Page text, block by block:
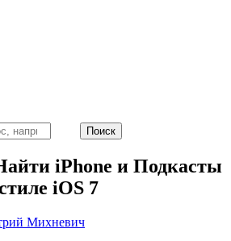
iPhone и Подкасты
iOS 7
Михневич